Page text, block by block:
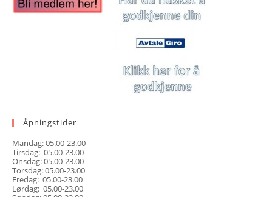
Åpningstider
Mandag: 05.00-23.00
Tirsdag: 05.00-23.00
Onsdag: 05.00-23.00
Torsdag: 05.00-23.00
Fredag: 05.00-23.00
Lørdag: 05.00-23.00